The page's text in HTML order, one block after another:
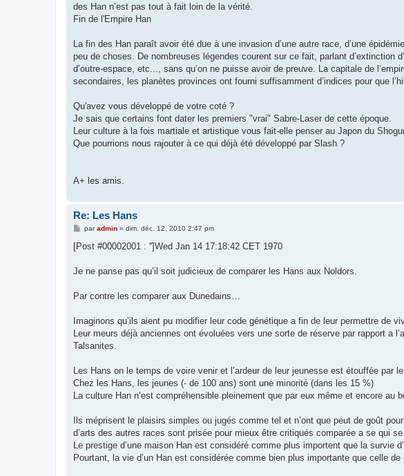
des Han n’est pas tout à fait loin de la vérité.
Fin de l'Empire Han
La fin des Han paraît avoir été due à une invasion d’une autre race, d’une
peu de choses. De nombreuses légendes courent sur ce fait, parlant d’extinction
d’outre-espace, etc..., sans qu’on ne puisse avoir de preuve. La capitale de
secondaires, les planètes provinces ont fourni suffisamment d’indices pour que
Qu'avez vous développé de votre coté ?
Je sais que certains font dater les premiers "vrai" Sabre-Laser de cette époque.
Leur culture à la fois martiale et artistique vous fait-elle penser au Japon du
Que pourrions nous rajouter à ce qui déjà été développé par Slash ?
A+ les amis.
Re: Les Hans
M
s
g
paradmin» dim. déc. 12, 2010 2:47 pm
[Post #00002001 : '']Wed Jan 14 17:18:42 CET 1970
Je ne panse pas qu’il soit judicieux de comparer les Hans aux Noldors.
Par contre les comparer aux Dunedains…
Imaginons qu’ils aient pu modifier leur code génétique a fin de leur permettre de
Leur meurs déjà anciennes ont évoluées vers une sorte de réserve par rapport a
Talsanites.
Les Hans on le temps de voire venir et l’ardeur de leur jeunesse est étouffée par
Chez les Hans, les jeunes (- de 100 ans) sont une minorité (dans les 15 %)
La culture Han n’est compréhensible pleinement que par eux même et encore au
Ils méprisent le plaisirs simples ou jugés comme tel et n’ont que peut de goût
d’arts des autres races sont prisée pour mieux être critiqués comparée a se qui
Le prestige d’une maison Han est considéré comme plus importent que la survie
Pourtant, la vie d’un Han est considérée comme bien plus importante que celle